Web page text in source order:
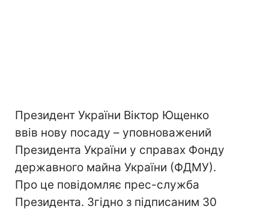
Президент України Віктор Ющенко
ввів нову посаду – уповноважений
Президента України у справах Фонду
державного майна України (ФДМУ).
Про це повідомляє прес-служба
Президента. Згідно з підписаним 30